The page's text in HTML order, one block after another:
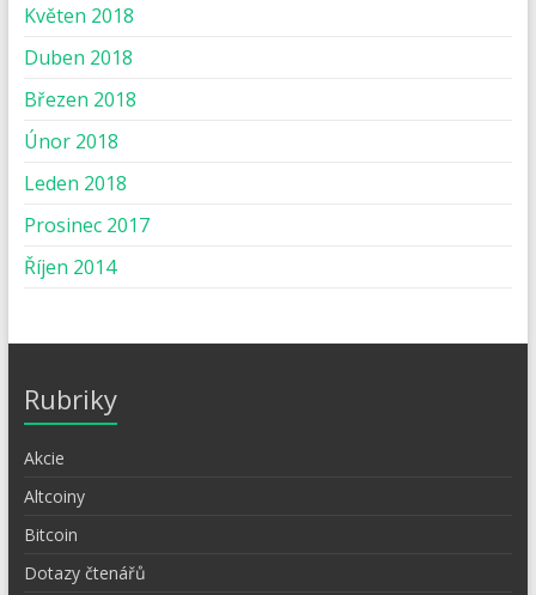
Květen 2018
Duben 2018
Březen 2018
Únor 2018
Leden 2018
Prosinec 2017
Říjen 2014
Rubriky
Akcie
Altcoiny
Bitcoin
Dotazy čtenářů